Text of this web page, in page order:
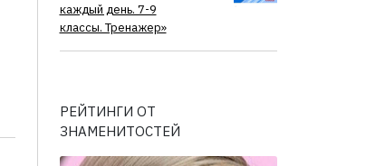
каждый день. 7-9
классы. Тренажер»
РЕЙТИНГИ ОТ
ЗНАМЕНИТОСТЕЙ